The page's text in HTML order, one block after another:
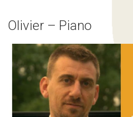
Olivier – Piano